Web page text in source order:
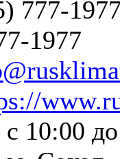
777-
1977
с 10:00